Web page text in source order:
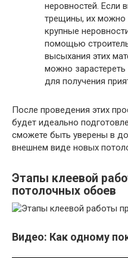
неровностей. Если
трещины, их можно
крупные
помощью
высыхания этих
можно
для получения
После проведения этих
будет идеально
сможете быть уверены в
внешнем виде новых
Этапы клеевой
потолочных обоев
Видео: Как одному